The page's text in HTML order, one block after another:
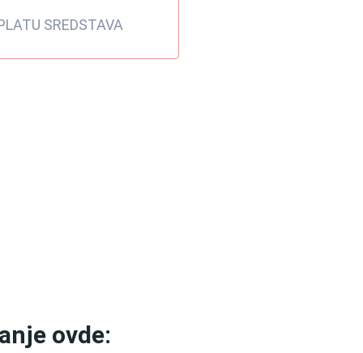
SREDSTAVA
ovde: